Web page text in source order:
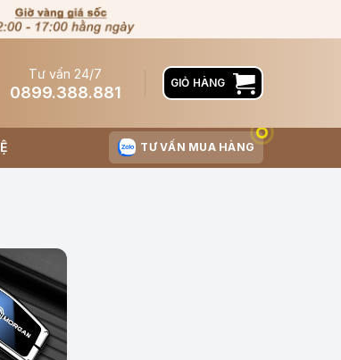
Tư vấn 24/7
0899.388.881
GIỎ HÀNG
TƯ VẤN MUA HÀNG